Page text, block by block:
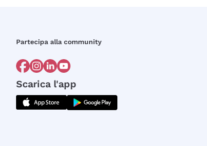
Partecipa alla community
Scarica l'app